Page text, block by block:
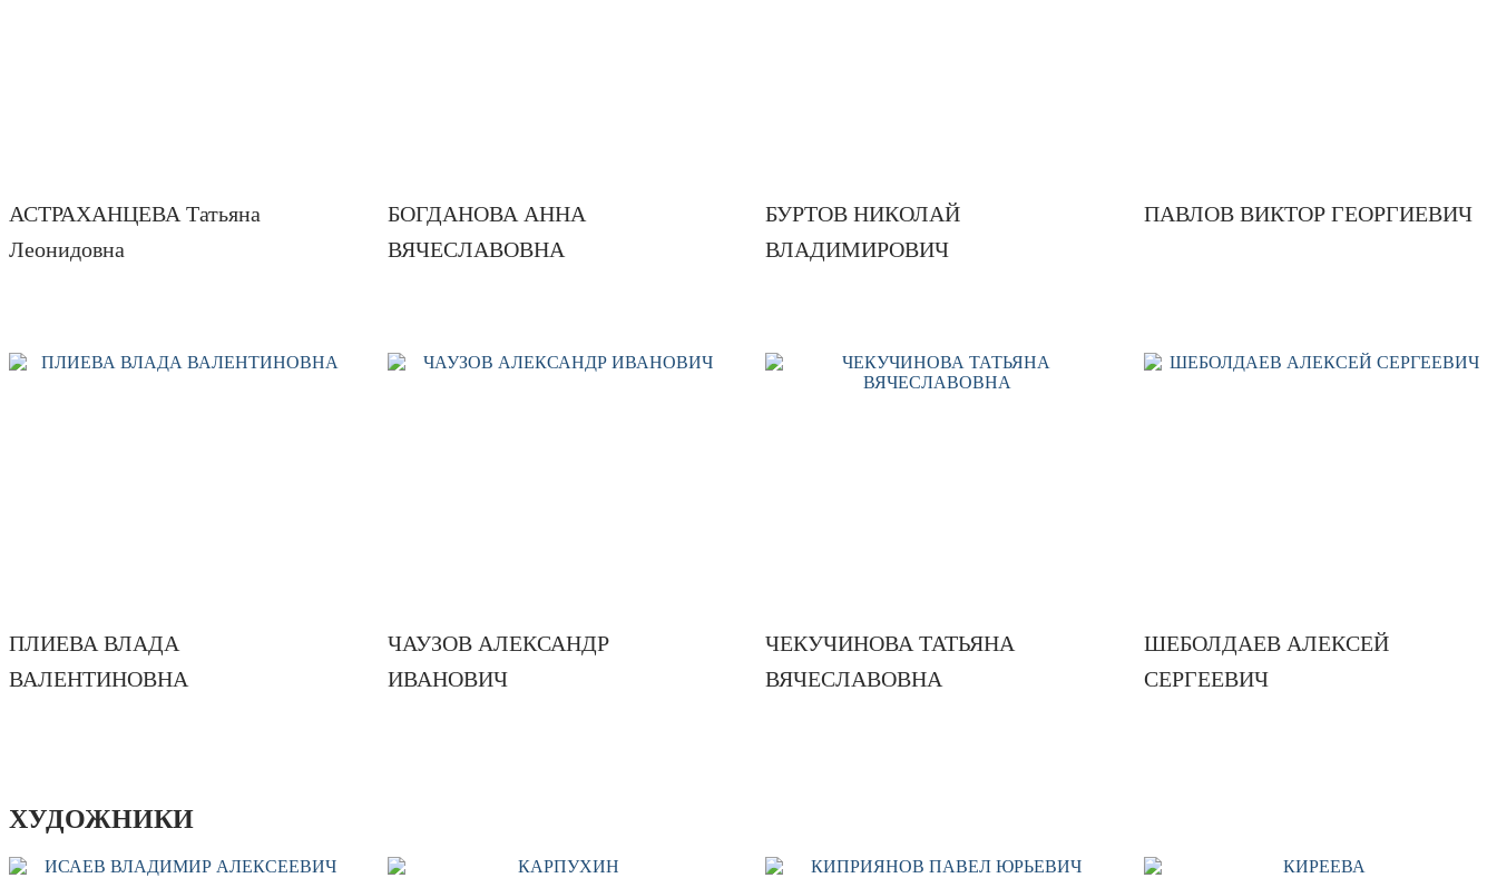
АСТРАХАНЦЕВА Татьяна
Леонидовна
БОГДАНОВА АННА
ВЯЧЕСЛАВОВНА
БУРТОВ НИКОЛАЙ
ВЛАДИМИРОВИЧ
ПАВЛОВ ВИКТОР ГЕОРГИЕВИЧ
ПЛИЕВА ВЛАДА
ВАЛЕНТИНОВНА
ЧАУЗОВ АЛЕКСАНДР
ИВАНОВИЧ
ЧЕКУЧИНОВА ТАТЬЯНА
ВЯЧЕСЛАВОВНА
ШЕБОЛДАЕВ АЛЕКСЕЙ
СЕРГЕЕВИЧ
ХУДОЖНИКИ